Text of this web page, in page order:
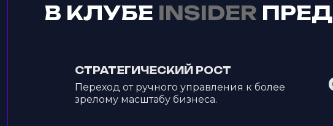
В КЛУБЕ INSIDER
СТРАТЕГИЧЕСКИЙ РОСТ
Переход от ручного управления к более
зрелому масштабу бизнеса.